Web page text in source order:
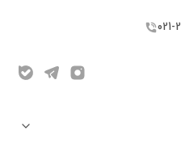
از خطرات و تهدیدات احتمالی
021-